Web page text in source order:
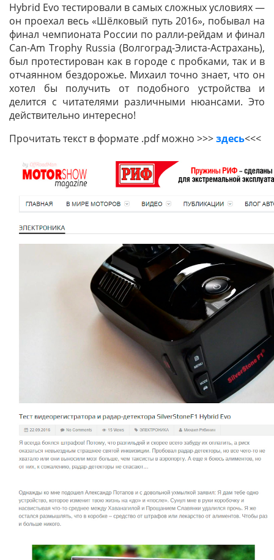
Hybrid Evo тестировали в самых сложных условиях —
он проехал весь «Шёлковый путь 2016», побывал на
финал чемпионата России по ралли-рейдам и финал
Can-Am Trophy Russia (Волгоград-Элиста-Астрахань),
был протестирован как в городе с пробками, так и в
отчаянном бездорожье. Михаил точно знает, что он
хотел бы получить от подобного устройства и
делится с читателями различными нюансами. Это
действительно интересно!
Прочитать текст в формате .pdf можно >>>здесь<<<